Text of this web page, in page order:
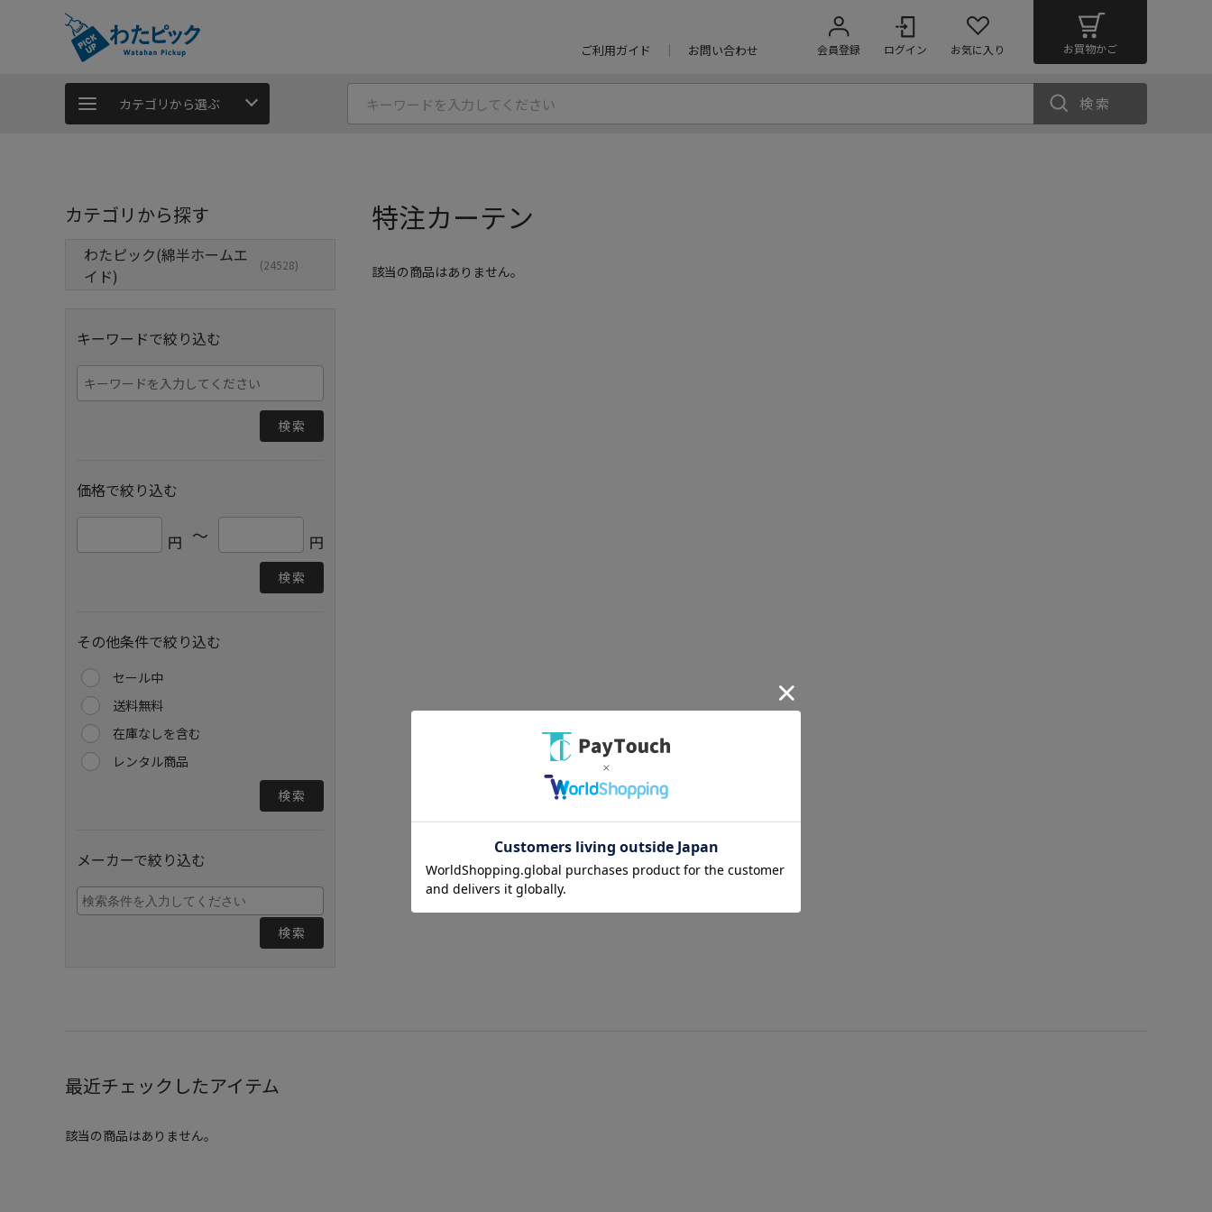
ご利用ガイド お問い合わせ 会員登録 ログイン お気に入り お買物かご
カテゴリから選ぶ 検索
カテゴリから探す
わたピック(綿半ホームエ
イド)
(24528)
キーワードで絞り込む
検索
価格で絞り込む
円 ～ 円
検索
その他条件で絞り込む
セール中
送料無料
在庫なしを含む
レンタル商品
検索
メーカーで絞り込む
検索
特注カーテン
該当の商品はありません。
最近チェックしたアイテム
該当の商品はありません。